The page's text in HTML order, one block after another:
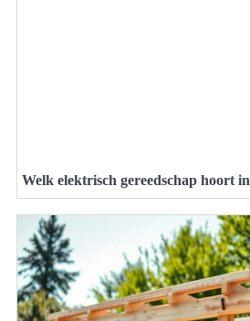
Welk elektrisch gereedschap hoort